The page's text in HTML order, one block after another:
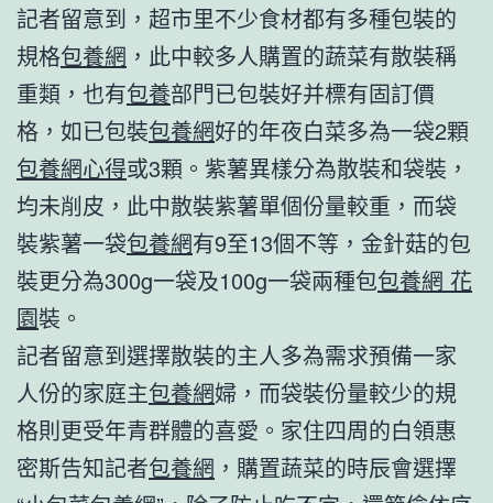
記者留意到，超市里不少食材都有多種包裝的
規格包養網 ，此中較多人購置的蔬菜有散裝稱
重類，也有包養部門已包裝好并標有固訂價
格，如已包裝包養網好的年夜白菜多為一袋2顆
包養網心得或3顆。紫薯異樣分為散裝和袋裝，
均未削皮，此中散裝紫薯單個份量較重，而袋
裝紫薯一袋包養網有9至13個不等，金針菇的包
裝更分為300g一袋及100g一袋兩種包包養網 花
園裝。
記者留意到選擇散裝的主人多為需求預備一家
人份的家庭主包養網婦，而袋裝份量較少的規
格則更受年青群體的喜愛。家住四周的白領惠
密斯告知記者包養網 ，購置蔬菜的時辰會選擇